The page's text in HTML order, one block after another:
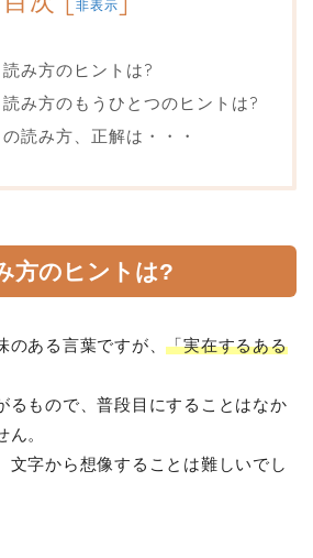
非表示
読み方のヒントは?
読み方のもうひとつのヒントは?
の読み方、正解は・・・
方のヒントは?
のある言葉ですが、「実在するある
るもので、普段目にすることはなか
。
文字から想像することは難しいでし